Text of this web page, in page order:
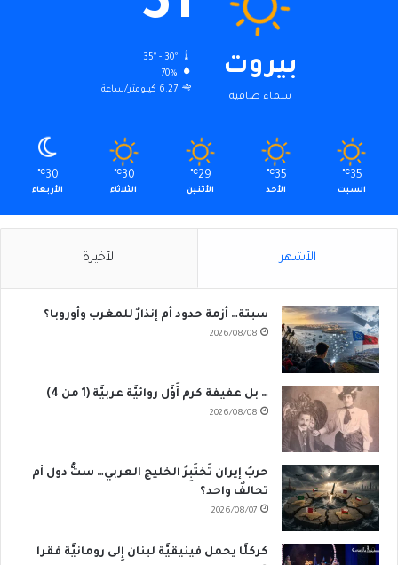
بيروت
سماء صافية
35º - 30º
70%
6.27 كيلومتر/ساعة
35
℃
السبت
35
℃
الأحد
29
℃
الأثنين
30
℃
الثلاثاء
30
℃
الأربعاء
الأشهر الأخيرة
سبتة… أزمة حدود أم إنذارٌ للمغرب وأوروبا؟
2026/08/08
… بل عفيفة كرم أَوَّل روائيَّة عربيَّة (1 من 4)
2026/08/08
حربُ إيران تَختَبِرُ الخليج العربي… ستُّ دول أم
تحالفٌ واحد؟
2026/08/07
كركلَّا يحمل فينيقيَّة لبنان إِلى رومانيَّة فقرا